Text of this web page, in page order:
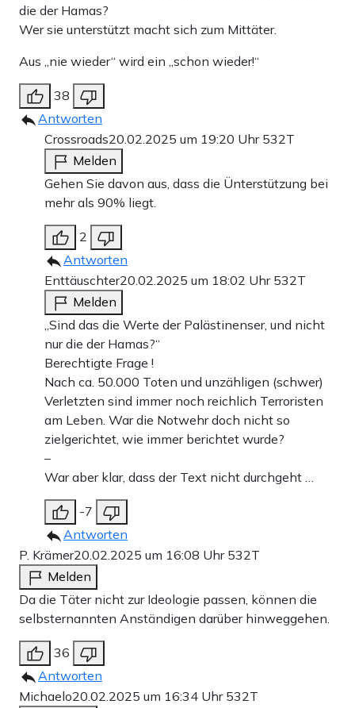
die der Hamas?
Wer sie unterstützt macht sich zum Mittäter.
Aus „nie wieder“ wird ein „schon wieder!“
38
Antworten
Crossroads20.02.2025 um 19:20 Uhr 532T
Melden
Gehen Sie davon aus, dass die Ünterstützung bei
mehr als 90% liegt.
2
Antworten
Enttäuschter20.02.2025 um 18:02 Uhr 532T
Melden
„Sind das die Werte der Palästinenser, und nicht
nur die der Hamas?“
Berechtigte Frage !
Nach ca. 50.000 Toten und unzähligen (schwer)
Verletzten sind immer noch reichlich Terroristen
am Leben. War die Notwehr doch nicht so
zielgerichtet, wie immer berichtet wurde?
–
War aber klar, dass der Text nicht durchgeht …
-7
Antworten
P. Krämer20.02.2025 um 16:08 Uhr 532T
Melden
Da die Täter nicht zur Ideologie passen, können die
selbsternannten Anständigen darüber hinweggehen.
36
Antworten
Michaelo20.02.2025 um 16:34 Uhr 532T